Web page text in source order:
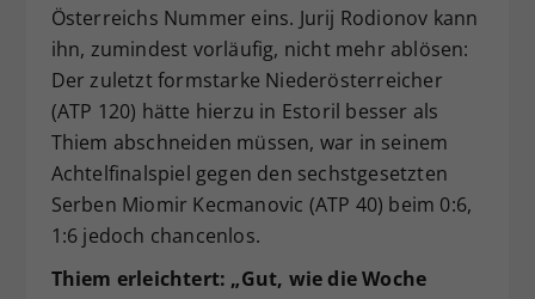
Österreichs Nummer eins. Jurij Rodionov kann
ihn, zumindest vorläufig, nicht mehr ablösen:
Der zuletzt formstarke Niederösterreicher
(ATP 120) hätte hierzu in Estoril besser als
Thiem abschneiden müssen, war in seinem
Achtelfinalspiel gegen den sechstgesetzten
Serben Miomir Kecmanovic (ATP 40) beim 0:6,
1:6 jedoch chancenlos.
Thiem erleichtert: „Gut, wie die Woche